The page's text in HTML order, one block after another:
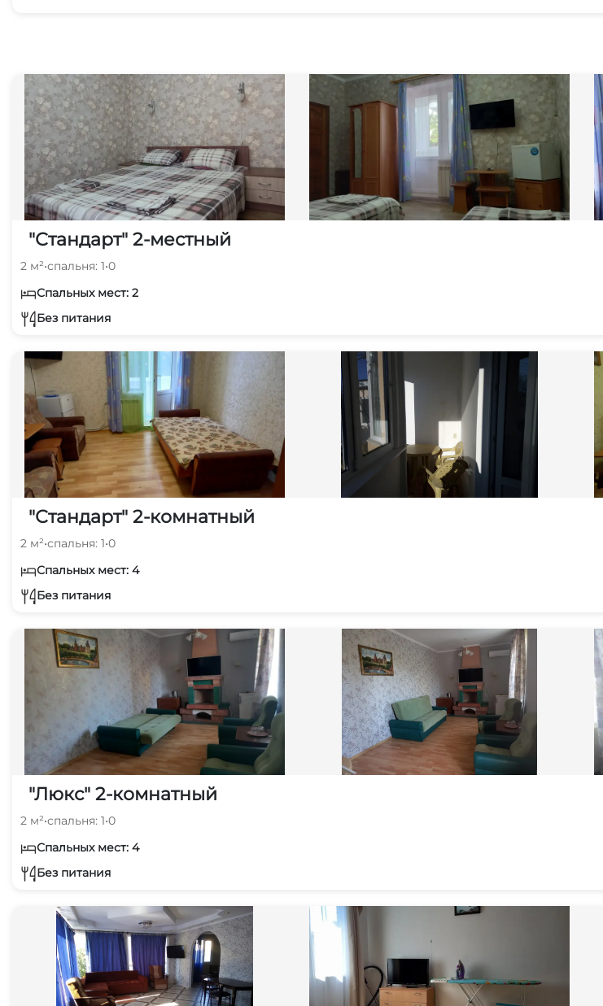
"Стандарт" 2-местный
2 м²•спальня: 1•0
Спальных мест: 2
Без питания
"Стандарт" 2-комнатный
2 м²•спальня: 1•0
Спальных мест: 4
Без питания
"Люкс" 2-комнатный
2 м²•спальня: 1•0
Спальных мест: 4
Без питания